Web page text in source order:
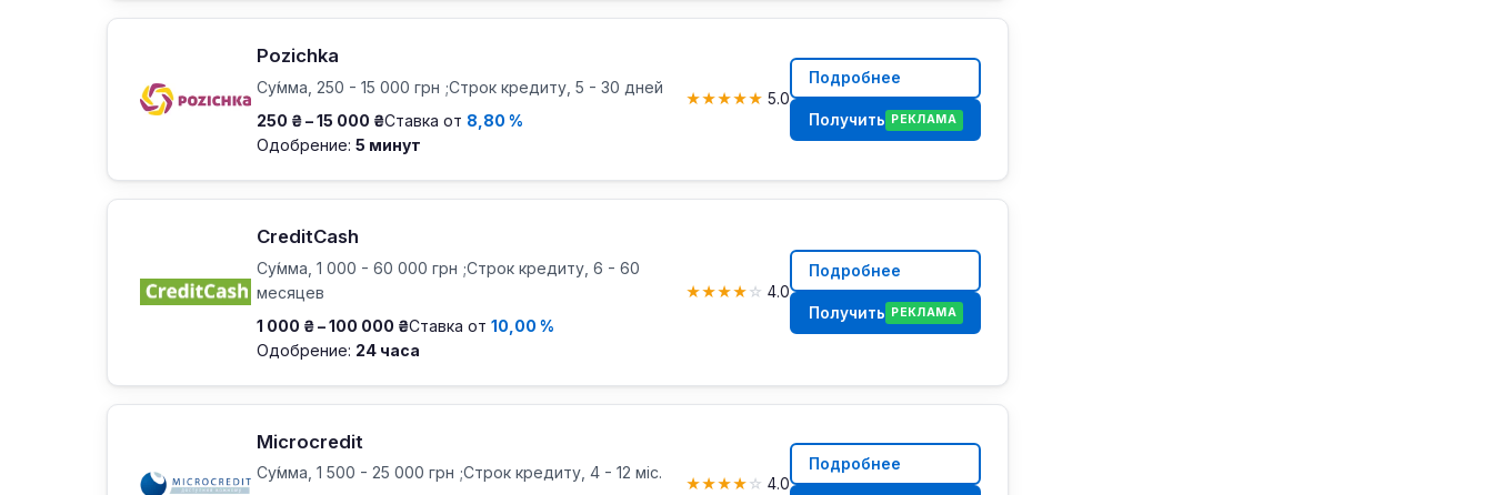
Pozichka
Су́мма, 250 - 15 000 грн ;Строк кредиту, 5 - 30 дней
250 ₴ – 15 000 ₴Ставка от 8,80 %
Одобрение: 5 минут
★★★★★ 5.0
Подробнее
Получить РЕКЛАМА
CreditCash
Су́мма, 1 000 - 60 000 грн ;Строк кредиту, 6 - 60
месяцев
1 000 ₴ – 100 000 ₴Ставка от 10,00 %
Одобрение: 24 часа
★★★★☆ 4.0
Подробнее
Получить РЕКЛАМА
Microcredit
Су́мма, 1 500 - 25 000 грн ;Строк кредиту, 4 - 12 міс.
★★★★☆ 4.0
Подробнее